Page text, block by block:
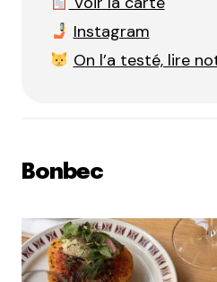
Instagram
On l’a testé, lire
Bonbec